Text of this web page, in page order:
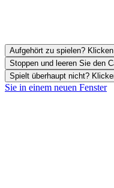
Aufgehört zu spielen?
Stoppen und leeren Sie den
Spielt überhaupt nicht?
Sie in einem neuen Fenster